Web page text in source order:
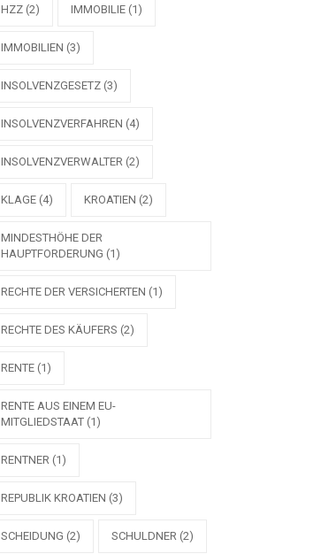
HZZ (2) IMMOBILIE (1)
IMMOBILIEN (3)
INSOLVENZGESETZ (3)
INSOLVENZVERFAHREN (4)
INSOLVENZVERWALTER (2)
KLAGE (4) KROATIEN (2)
MINDESTHÖHE DER
HAUPTFORDERUNG (1)
RECHTE DER VERSICHERTEN (1)
RECHTE DES KÄUFERS (2)
RENTE (1)
RENTE AUS EINEM EU-
MITGLIEDSTAAT (1)
RENTNER (1)
REPUBLIK KROATIEN (3)
SCHEIDUNG (2) SCHULDNER (2)